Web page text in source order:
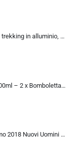
Licorne Bike – Bicicletta da trekking in alluminio, da 28 pollici, con cambio a 21 marce, freno a disco, mountain bike, bici
ZEFAL Pack Repair Spray 100ml – 2 x Bomboletta Ripara Gomme Bici – Gonfia e Ripara Bici – Schrader, Presta e Dunlop – 2 botti
UGLY FROG Skinsuit Ciclismo 2018 Nuovi Uomini Traspirante Primavera Estate A Maniche Corta Ciclismo Body All’aperto Sports…